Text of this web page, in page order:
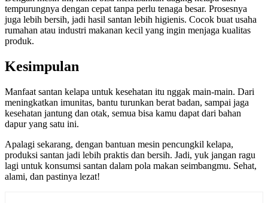
tempurungnya dengan cepat tanpa perlu tenaga besar. Prosesnya
juga lebih bersih, jadi hasil santan lebih higienis. Cocok buat usaha
rumahan atau industri makanan kecil yang ingin menjaga kualitas
produk.
Kesimpulan
Manfaat santan kelapa untuk kesehatan itu nggak main-main. Dari
meningkatkan imunitas, bantu turunkan berat badan, sampai jaga
kesehatan jantung dan otak, semua bisa kamu dapat dari bahan
dapur yang satu ini.
Apalagi sekarang, dengan bantuan mesin pencungkil kelapa,
produksi santan jadi lebih praktis dan bersih. Jadi, yuk jangan ragu
lagi untuk konsumsi santan dalam pola makan seimbangmu. Sehat,
alami, dan pastinya lezat!